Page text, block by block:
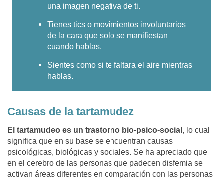
una imagen negativa de ti.
Tienes tics o movimientos involuntarios
de la cara que solo se manifiestan
cuando hablas.
Sientes como si te faltara el aire mientras
hablas.
Causas de la tartamudez
El tartamudeo es un trastorno bio-psico-social, lo cual
significa que en su base se encuentran causas
psicológicas, biológicas y sociales. Se ha apreciado que
en el cerebro de las personas que padecen disfemia se
activan áreas diferentes en comparación con las personas